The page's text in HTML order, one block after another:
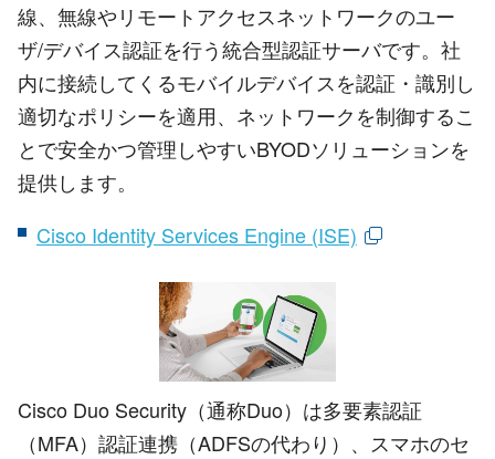
線、無線やリモートアクセスネットワークのユー
ザ/デバイス認証を行う統合型認証サーバです。社
内に接続してくるモバイルデバイスを認証・識別し
適切なポリシーを適用、ネットワークを制御するこ
とで安全かつ管理しやすいBYODソリューションを
提供します。
Cisco Identity Services Engine (ISE)
Cisco Duo Security（通称Duo）は多要素認証
（MFA）認証連携（ADFSの代わり）、スマホのセ